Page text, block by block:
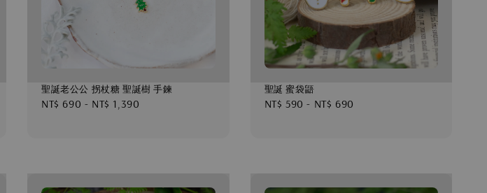
聖誕老公公 拐杖糖 聖誕樹 手鍊
Regular
NT$ 690 - NT$ 1,390
聖誕 蜜袋鼯
Regular
NT$ 590 - NT$ 690